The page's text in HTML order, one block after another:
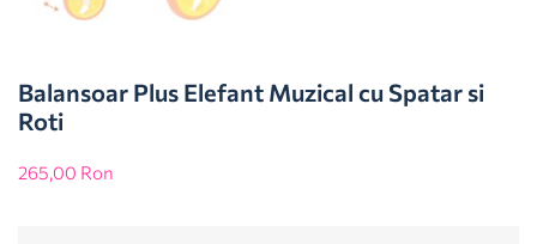
Balansoar Plus Elefant Muzical cu Spatar si
Roti
265,00 Ron